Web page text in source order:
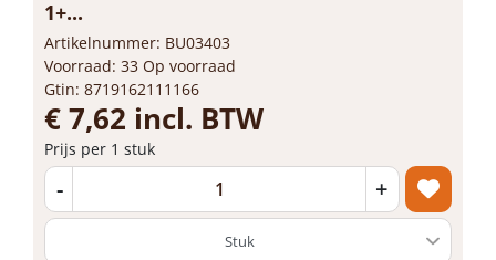
1+...
Artikelnummer: BU03403
Voorraad: 33 Op voorraad
Gtin: 8719162111166
€ 7,62 incl. BTW
Prijs per 1 stuk
- +